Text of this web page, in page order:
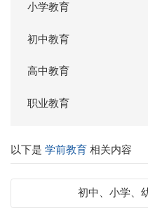
小学教育
初中教育
高中教育
职业教育
以下是 学前教育 相关内容
初中、小学、